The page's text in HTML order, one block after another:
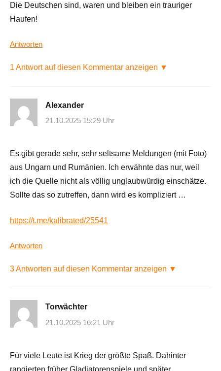
Die Deutschen sind, waren und bleiben ein trauriger
Haufen!
Antworten
1 Antwort auf diesen Kommentar anzeigen ▼
Alexander
21.10.2025 15:29 Uhr
Es gibt gerade sehr, sehr seltsame Meldungen (mit Foto)
aus Ungarn und Rumänien. Ich erwähnte das nur, weil
ich die Quelle nicht als völlig unglaubwürdig einschätze.
Sollte das so zutreffen, dann wird es kompliziert …
https://t.me/kalibrated/25541
Antworten
3 Antworten auf diesen Kommentar anzeigen ▼
Torwächter
21.10.2025 16:21 Uhr
Für viele Leute ist Krieg der größte Spaß. Dahinter
rangierten früher Gladiatorenspiele und später